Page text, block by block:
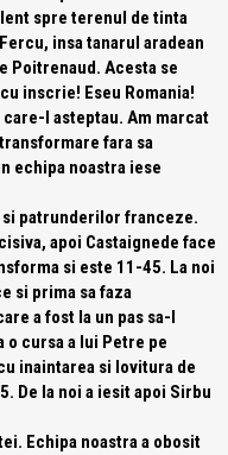
spre terenul de tinta
insa tanarul aradean
Poitrenaud. Acesta se
inscrie! Eseu Romania!
l asteptau. Am marcat
fara sa
echipa noastra iese
patrunderilor franceze.
apoi Castaignede face
si este 11-45. La noi
si prima sa faza
a fost la un pas sa-l
o cursa a lui Petre pe
inaintarea si lovitura de
De la noi a iesit apoi Sirbu
Echipa noastra a obosit